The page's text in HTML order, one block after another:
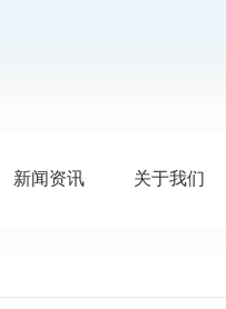
新闻资讯 关于我们